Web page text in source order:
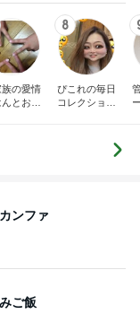
族の愛情
とお弁
8
ぴこれの毎日
コレクション
ンファ
ご飯